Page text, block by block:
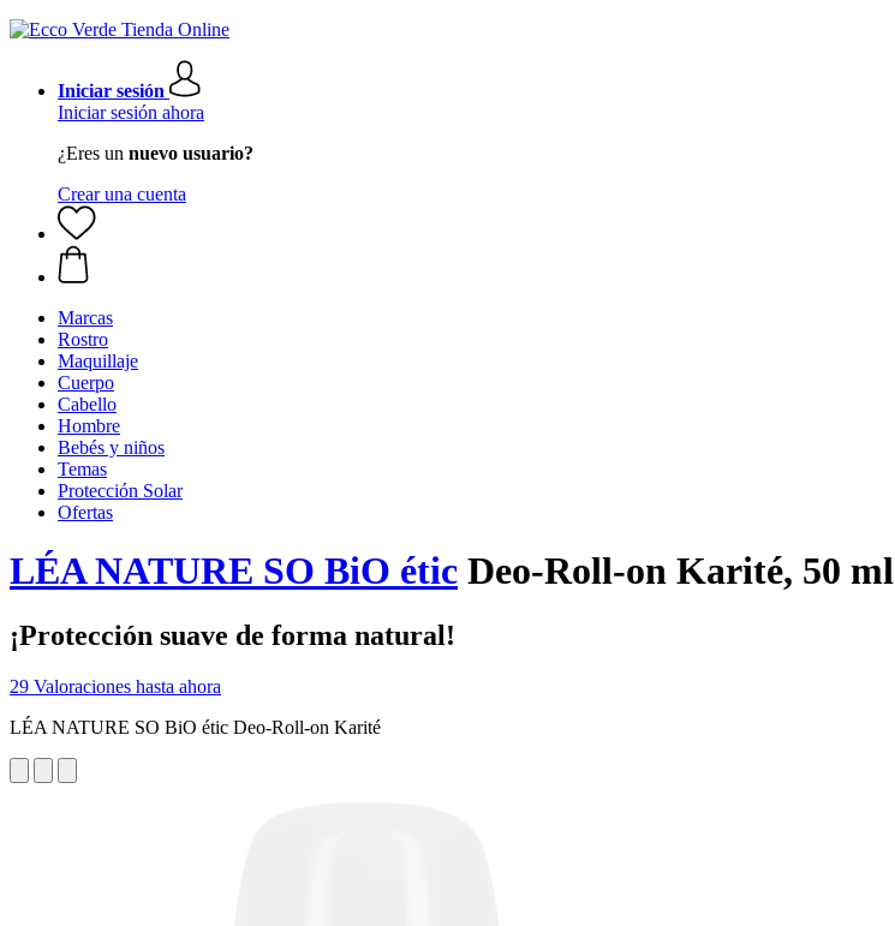
Iniciar sesión
Iniciar sesión ahora
¿Eres un nuevo usuario?
Crear una cuenta
Marcas
Rostro
Maquillaje
Cuerpo
Cabello
Hombre
Bebés y niños
Temas
Protección Solar
Ofertas
LÉA NATURE SO BiO étic Deo-Roll-on Karité, 50 ml
¡Protección suave de forma natural!
29 Valoraciones hasta ahora
LÉA NATURE SO BiO étic Deo-Roll-on Karité